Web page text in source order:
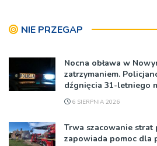
NIE PRZEGAP
Nocna obława w
zatrzymaniem.
dźgnięcia 31-letniego
6 SIERPNIA 2026
Trwa szacowanie strat
zapowiada pomoc dla